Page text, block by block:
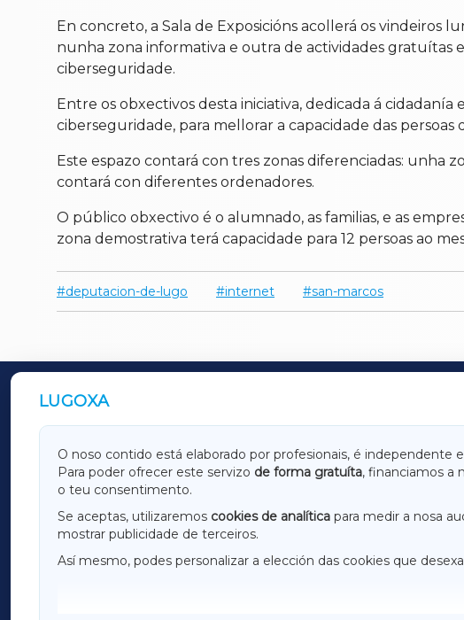
En concreto, a Sala de Exposicións acollerá os vindeiros
nunha zona informativa e outra de actividades gratuítas
ciberseguridade.
Entre os obxectivos desta iniciativa, dedicada á
ciberseguridade, para mellorar a capacidade das
Este espazo contará con tres zonas diferenciadas: unha
contará con diferentes ordenadores.
O público obxectivo é o alumnado, as familias, e as
zona demostrativa terá capacidade para 12 persoas ao
deputacion-de-lugo internet san-marcos
LUGOXA
O noso contido está elaborado por profesionais, é independente
Para poder ofrecer este servizo de forma gratuíta, financiamos a
o teu consentimento.
Se aceptas, utilizaremos cookies de analítica para medir a nosa
mostrar publicidade de terceiros.
Así mesmo, podes personalizar a elección das cookies que
OUTROS PERIÓDICOS
GALICIAXA LUGOXA
AMARIÑAXA
RIBEIRASACRAXA
OURENSEXA